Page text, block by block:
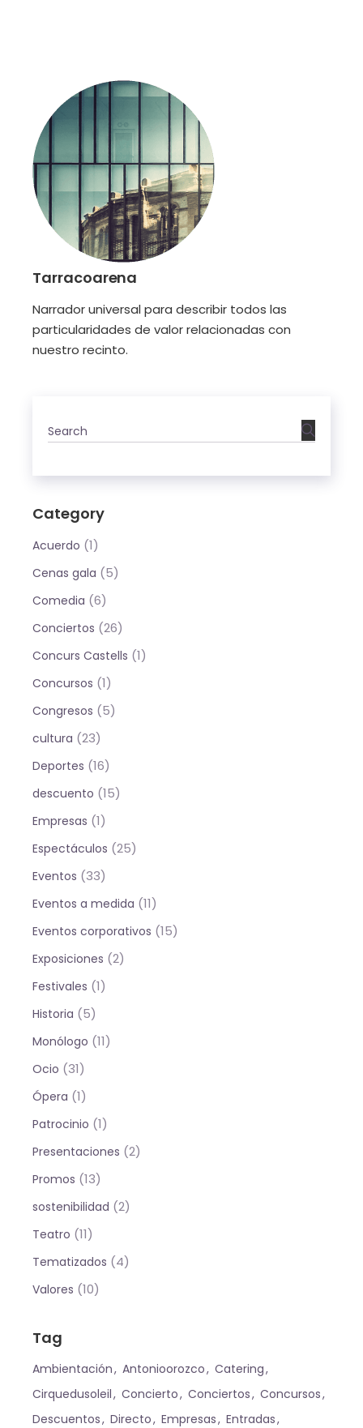
Tarracoarena
Narrador universal para describir todos las
particularidades de valor relacionadas con
nuestro recinto.
Category
Acuerdo (1)
Cenas gala (5)
Comedia (6)
Conciertos (26)
Concurs Castells (1)
Concursos (1)
Congresos (5)
cultura (23)
Deportes (16)
descuento (15)
Empresas (1)
Espectáculos (25)
Eventos (33)
Eventos a medida (11)
Eventos corporativos (15)
Exposiciones (2)
Festivales (1)
Historia (5)
Monólogo (11)
Ocio (31)
Ópera (1)
Patrocinio (1)
Presentaciones (2)
Promos (13)
sostenibilidad (2)
Teatro (11)
Tematizados (4)
Valores (10)
Tag
Ambientación Antonioorozco
Catering
Cirquedusoleil
Concierto Conciertos
Concursos
Descuentos
Directo Empresas
Entradas